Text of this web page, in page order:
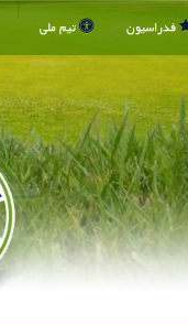
فدراسیون تیم ملی